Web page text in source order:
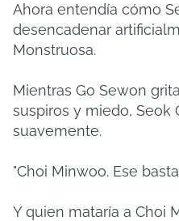
Ahora entendía cómo
desencadenar
Monstruosa.
Mientras Go Sewon
suspiros y miedo, Seok
suavemente.
"Choi Minwoo. Ese
Y quien mataría a Choi